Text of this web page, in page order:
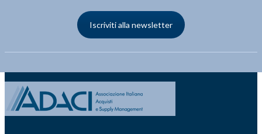
Iscriviti alla newsletter